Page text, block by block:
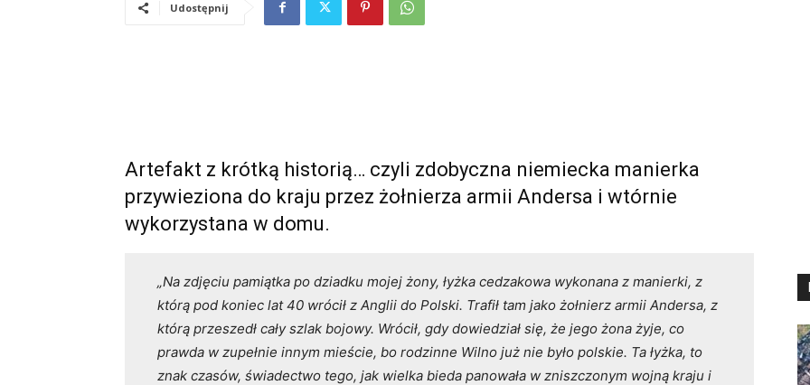
Udostępnij
Artefakt z krótką historią… czyli zdobyczna niemiecka manierka
przywieziona do kraju przez żołnierza armii Andersa i wtórnie
wykorzystana w domu.
„Na zdjęciu pamiątka po dziadku mojej żony, łyżka cedzakowa wykonana z manierki, z
którą pod koniec lat 40 wrócił z Anglii do Polski. Trafił tam jako żołnierz armii Andersa, z
którą przeszedł cały szlak bojowy. Wrócił, gdy dowiedział się, że jego żona żyje, co
prawda w zupełnie innym mieście, bo rodzinne Wilno już nie było polskie. Ta łyżka, to
znak czasów, świadectwo tego, jak wielka bieda panowała w zniszczonym wojną kraju i